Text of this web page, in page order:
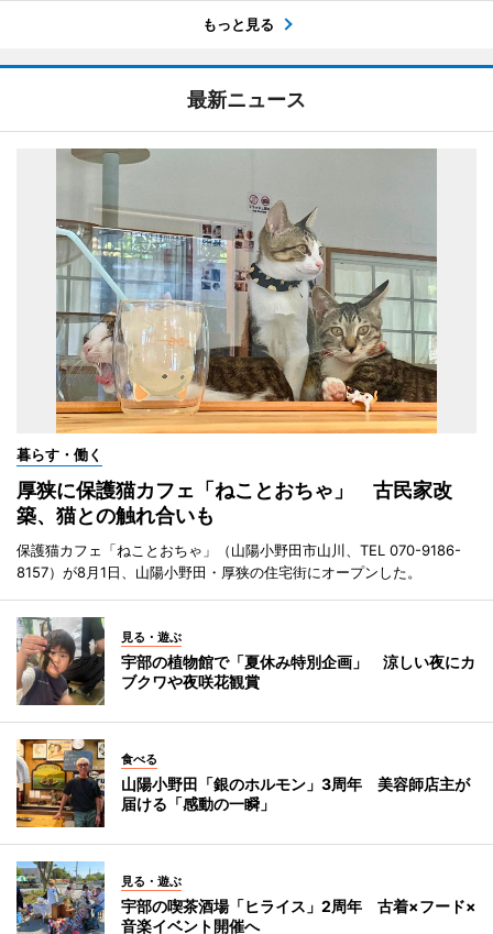
もっと見る
最新ニュース
暮らす・働く
厚狭に保護猫カフェ「ねことおちゃ」 古民家改
築、猫との触れ合いも
保護猫カフェ「ねことおちゃ」（山陽小野田市山川、TEL 070-9186-
8157）が8月1日、山陽小野田・厚狭の住宅街にオープンした。
見る・遊ぶ
宇部の植物館で「夏休み特別企画」 涼しい夜にカ
ブクワや夜咲花観賞
食べる
山陽小野田「銀のホルモン」3周年 美容師店主が
届ける「感動の一瞬」
見る・遊ぶ
宇部の喫茶酒場「ヒライス」2周年 古着×フード×
音楽イベント開催へ